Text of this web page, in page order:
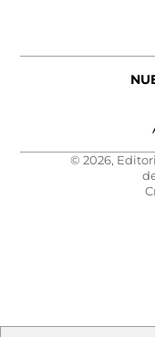
© 2026,